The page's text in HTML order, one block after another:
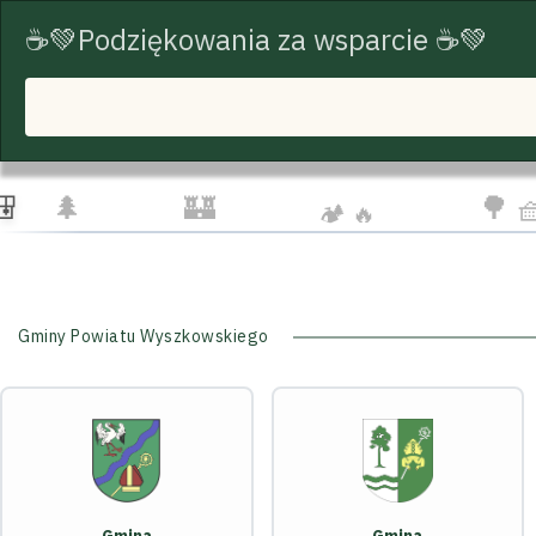
START TRASY ROWEROWE TURYSTYKA
☁️ 🦅
🌲 🏰 🏕️ 🔥 🌳
Gminy Powiatu Wyszkowskiego
☕💚Podziękowania za wsparcie ☕💚